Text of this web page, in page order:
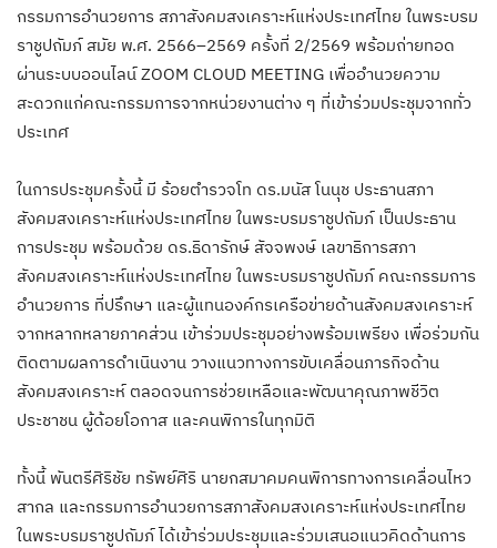
กรรมการอำนวยการ สภาสังคมสงเคราะห์แห่งประเทศไทย ในพระบรม
ราชูปถัมภ์ สมัย พ.ศ. 2566–2569 ครั้งที่ 2/2569 พร้อมถ่ายทอด
ผ่านระบบออนไลน์ ZOOM CLOUD MEETING เพื่ออำนวยความ
สะดวกแก่คณะกรรมการจากหน่วยงานต่าง ๆ ที่เข้าร่วมประชุมจากทั่ว
ประเทศ
ในการประชุมครั้งนี้ มี ร้อยตำรวจโท ดร.มนัส โนนุช ประธานสภา
สังคมสงเคราะห์แห่งประเทศไทย ในพระบรมราชูปถัมภ์ เป็นประธาน
การประชุม พร้อมด้วย ดร.ธิดารักษ์ สัจจพงษ์ เลขาธิการสภา
สังคมสงเคราะห์แห่งประเทศไทย ในพระบรมราชูปถัมภ์ คณะกรรมการ
อำนวยการ ที่ปรึกษา และผู้แทนองค์กรเครือข่ายด้านสังคมสงเคราะห์
จากหลากหลายภาคส่วน เข้าร่วมประชุมอย่างพร้อมเพรียง เพื่อร่วมกัน
ติดตามผลการดำเนินงาน วางแนวทางการขับเคลื่อนภารกิจด้าน
สังคมสงเคราะห์ ตลอดจนการช่วยเหลือและพัฒนาคุณภาพชีวิต
ประชาชน ผู้ด้อยโอกาส และคนพิการในทุกมิติ
ทั้งนี้ พันตรีศิริชัย ทรัพย์ศิริ นายกสมาคมคนพิการทางการเคลื่อนไหว
สากล และกรรมการอำนวยการสภาสังคมสงเคราะห์แห่งประเทศไทย
ในพระบรมราชูปถัมภ์ ได้เข้าร่วมประชุมและร่วมเสนอแนวคิดด้านการ